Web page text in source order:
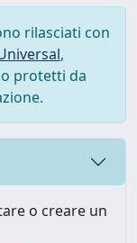
rilasciati con
,
protetti da
o creare un